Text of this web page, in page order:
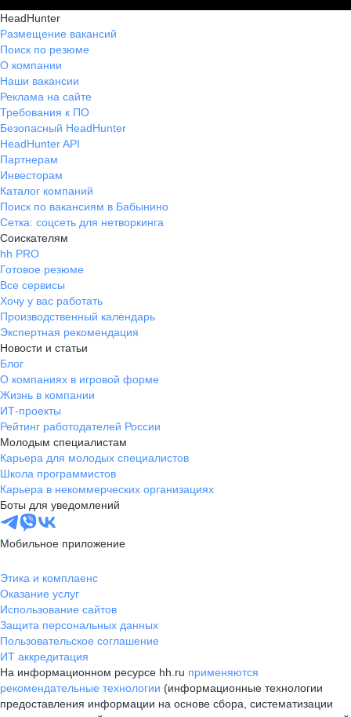
HeadHunter
Размещение вакансий
Поиск по резюме
О компании
Наши вакансии
Реклама на сайте
Требования к ПО
Безопасный HeadHunter
HeadHunter API
Партнерам
Инвесторам
Каталог компаний
Поиск по вакансиям в Бабынино
Сетка: соцсеть для нетворкинга
Соискателям
hh PRO
Готовое резюме
Все сервисы
Хочу у вас работать
Производственный календарь
Экспертная рекомендация
Новости и статьи
Блог
О компаниях в игровой форме
Жизнь в компании
ИТ-проекты
Рейтинг работодателей России
Молодым специалистам
Карьера для молодых специалистов
Школа программистов
Карьера в некоммерческих организациях
Боты для уведомлений
Мобильное приложение
Этика и комплаенс
Оказание услуг
Использование сайтов
Защита персональных данных
Пользовательское соглашение
ИТ аккредитация
На информационном ресурсе hh.ru применяются
рекомендательные технологии (информационные технологии
предоставления информации на основе сбора, систематизации